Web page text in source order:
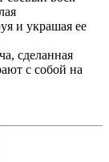
и украшая ее
сделанная
с собой на